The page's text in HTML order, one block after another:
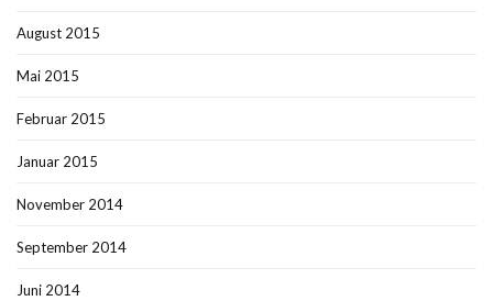
August 2015
Mai 2015
Februar 2015
Januar 2015
November 2014
September 2014
Juni 2014